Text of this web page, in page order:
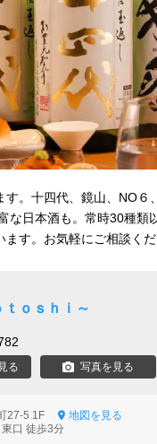
。十四代、鏡山、NO６
な日本酒も。常時30種類
す。お気軽にご相談くだ
ｏｓｈｉ～
る 写真を見る
27-5 1F
地図を見る
東口 徒歩3分